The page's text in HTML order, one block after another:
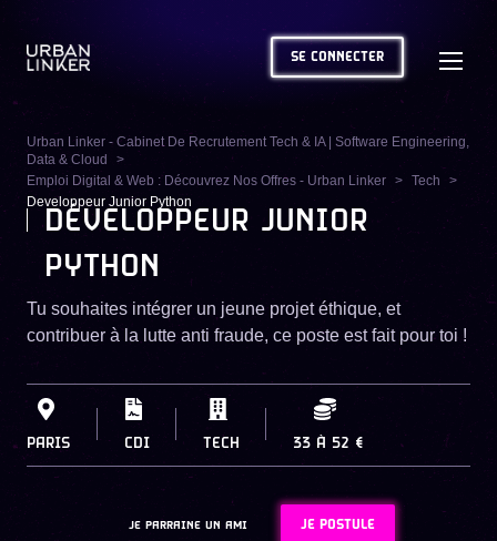
SE CONNECTER
Urban Linker - Cabinet De Recrutement Tech & IA | Software Engineering,
Data & Cloud
Emploi Digital & Web : Découvrez Nos Offres - Urban Linker
Tech
Developpeur Junior Python
DÉVELOPPEUR JUNIOR
PYTHON
Tu souhaites intégrer un jeune projet éthique, et
contribuer à la lutte anti fraude, ce poste est fait pour toi !
PARIS CDI TECH 33 À 52 €
JE PARRAINE UN AMI JE POSTULE